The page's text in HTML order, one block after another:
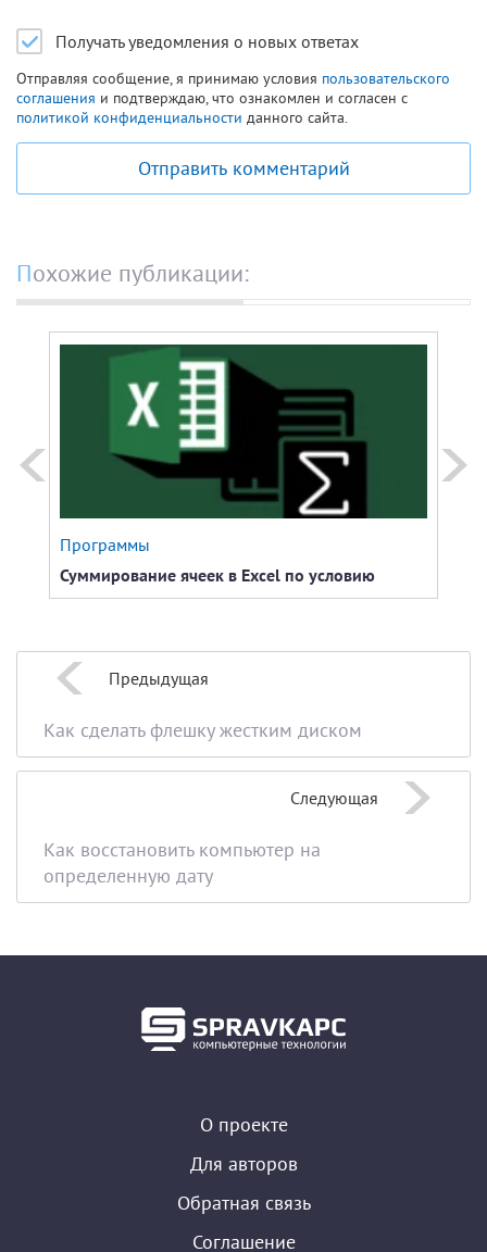
Получать уведомления о новых ответах
Отправляя сообщение, я принимаю условия пользовательского
соглашения и подтверждаю, что ознакомлен и согласен с
политикой конфиденциальности данного сайта.
Отправить комментарий
Похожие публикации:
Программы
Суммирование ячеек в Excel по условию
Предыдущая
Как сделать флешку жестким диском
Следующая
Как восстановить компьютер на
определенную дату
О проекте
Для авторов
Обратная связь
Соглашение